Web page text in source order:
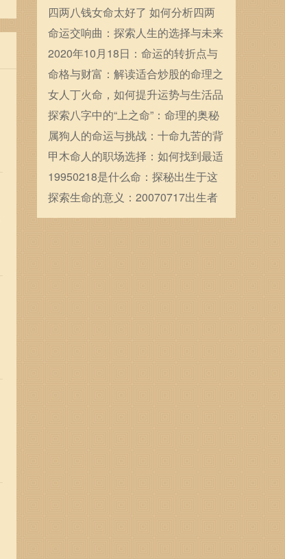
易生男宝宝
四两八钱女命太好了 如何分析四两
八钱女命
命运交响曲：探索人生的选择与未来
的可能性
2020年10月18日：命运的转折点与
人生的新起航
命格与财富：解读适合炒股的命理之
道
女人丁火命，如何提升运势与生活品
质的秘笈！
探索八字中的“上之命”：命理的奥秘
与人生启示
属狗人的命运与挑战：十命九苦的背
后故事
甲木命人的职场选择：如何找到最适
合的职业发展之路
19950218是什么命：探秘出生于这
一日的命运与性格
探索生命的意义：20070717出生者
的命运解析